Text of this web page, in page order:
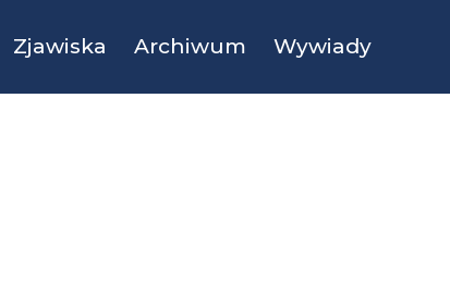
Zjawiska Archiwum Wywiady